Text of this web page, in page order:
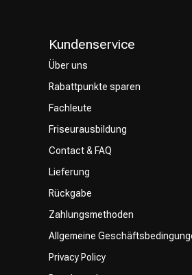
Kundenservice
Über uns
Rabattpunkte sparen
Fachleute
Friseurausbildung
Contact & FAQ
Lieferung
Rückgabe
Zahlungsmethoden
Allgemeine
Privacy Policy